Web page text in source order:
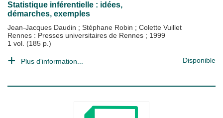
Statistique inférentielle : idées,
démarches, exemples
Jean-Jacques Daudin ; Stéphane Robin ; Colette Vuillet
Rennes : Presses universitaires de Rennes ; 1999
1 vol. (185 p.)
Plus d'information... Disponible